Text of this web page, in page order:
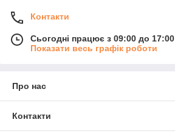
Контакти
Сьогодні працює з 09:00 до 17:00
Показати весь графік роботи
Про нас
Контакти